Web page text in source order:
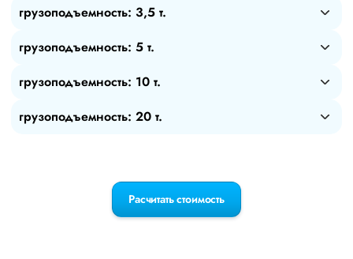
грузоподъемность: 3,5 т.
грузоподъемность: 5 т.
грузоподъемность: 10 т.
грузоподъемность: 20 т.
Расчитать стоимость